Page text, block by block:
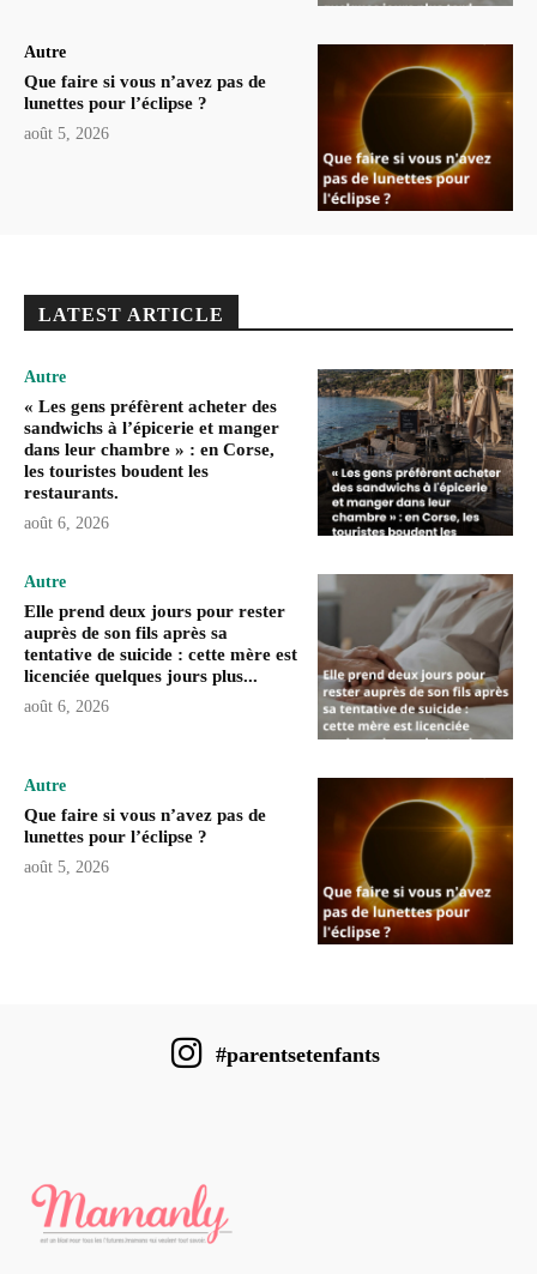
Autre
Que faire si vous n’avez pas de
lunettes pour l’éclipse ?
août 5, 2026
LATEST ARTICLE
Autre
« Les gens préfèrent acheter des
sandwichs à l’épicerie et manger
dans leur chambre » : en Corse,
les touristes boudent les
restaurants.
août 6, 2026
Autre
Elle prend deux jours pour rester
auprès de son fils après sa
tentative de suicide : cette mère est
licenciée quelques jours plus...
août 6, 2026
Autre
Que faire si vous n’avez pas de
lunettes pour l’éclipse ?
août 5, 2026
#parentsetenfants